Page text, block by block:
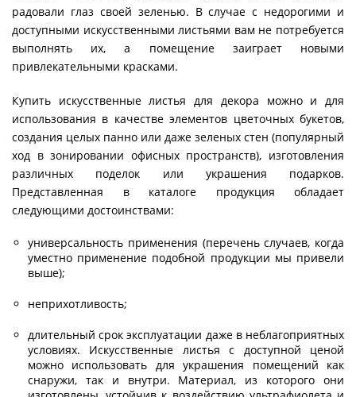
радовали глаз своей зеленью. В случае с недорогими и
доступными искусственными листьями вам не потребуется
выполнять их, а помещение заиграет новыми
привлекательными красками.
Купить искусственные листья для декора можно и для
использования в качестве элементов цветочных букетов,
создания целых панно или даже зеленых стен (популярный
ход в зонировании офисных пространств), изготовления
различных поделок или украшения подарков.
Представленная в каталоге продукция обладает
следующими достоинствами:
универсальность применения (перечень случаев, когда
уместно применение подобной продукции мы привели
выше);
неприхотливость;
длительный срок эксплуатации даже в неблагоприятных
условиях. Искусственные листья с доступной ценой
можно использовать для украшения помещений как
снаружи, так и внутри. Материал, из которого они